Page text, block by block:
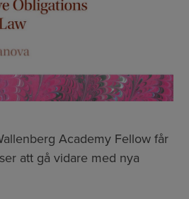
Academy Fellow får
att gå vidare med nya